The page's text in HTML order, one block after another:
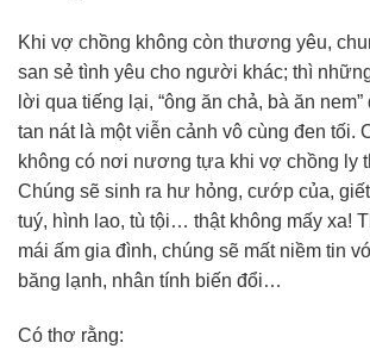
Khi vợ chồng không còn thương yêu,
san sẻ tình yêu cho người khác; thì
lời qua tiếng lại, “ông ăn chả, bà ăn
tan nát là một viễn cảnh vô cùng đen tối.
không có nơi nương tựa khi vợ chồng ly
Chúng sẽ sinh ra hư hỏng, cướp của,
tuý, hình lao, tù tội… thật không mấy xa!
mái ấm gia đình, chúng sẽ mất niềm tin
băng lạnh, nhân tính biến đổi…
Có thơ rằng: